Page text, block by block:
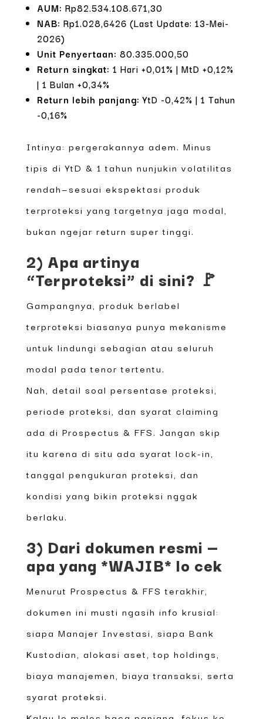
AUM: Rp82.534.108.671,30
NAB: Rp1.028,6426 (Last Update: 13-Mei-
2026)
Unit Penyertaan: 80.335.000,50
Return singkat: 1 Hari +0,01% | MtD +0,12%
| 1 Bulan +0,34%
Return lebih panjang: YtD -0,42% | 1 Tahun
-0,16%
Intinya: pergerakannya adem. Minus
tipis di YtD & 1 tahun nunjukin volatilitas
rendah—sesuai ekspektasi produk
terproteksi yang targetnya jaga modal,
bukan ngejar return super tinggi.
2) Apa artinya
“Terproteksi” di sini? 🚩
Gampangnya, produk berlabel
terproteksi biasanya punya mekanisme
untuk lindungi sebagian atau seluruh
modal pada tenor tertentu.
Nah, detail soal persentase proteksi,
periode proteksi, dan syarat claiming
ada di Prospectus & FFS. Jangan skip
itu karena di situ ada syarat lock-in,
tanggal pengukuran proteksi, dan
kondisi yang bikin proteksi nggak
berlaku.
3) Dari dokumen resmi —
apa yang *WAJIB* lo cek
Menurut Prospectus & FFS terakhir,
dokumen ini musti ngasih info krusial:
siapa Manajer Investasi, siapa Bank
Kustodian, alokasi aset, top holdings,
biaya manajemen, biaya transaksi, serta
syarat proteksi.